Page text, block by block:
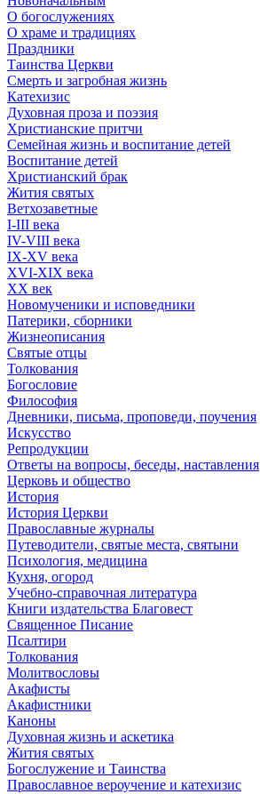
О богослужениях
О храме и традициях
Праздники
Таинства Церкви
Смерть и загробная жизнь
Катехизис
Духовная проза и поэзия
Христианские притчи
Семейная жизнь и воспитание детей
Воспитание детей
Христианский брак
Жития святых
Ветхозаветные
I-III века
IV-VIII века
IX-XV века
XVI-XIX века
XX век
Новомученики и исповедники
Патерики, сборники
Жизнеописания
Святые отцы
Толкования
Богословие
Философия
Дневники, письма, проповеди, поучения
Искусство
Репродукции
Ответы на вопросы, беседы, наставления
Церковь и общество
История
История Церкви
Православные журналы
Путеводители, святые места, святыни
Психология, медицина
Кухня, огород
Учебно-справочная литература
Книги издательства Благовест
Священное Писание
Псалтири
Толкования
Молитвословы
Акафисты
Акафистники
Каноны
Духовная жизнь и аскетика
Жития святых
Богослужение и Таинства
Православное вероучение и катехизис